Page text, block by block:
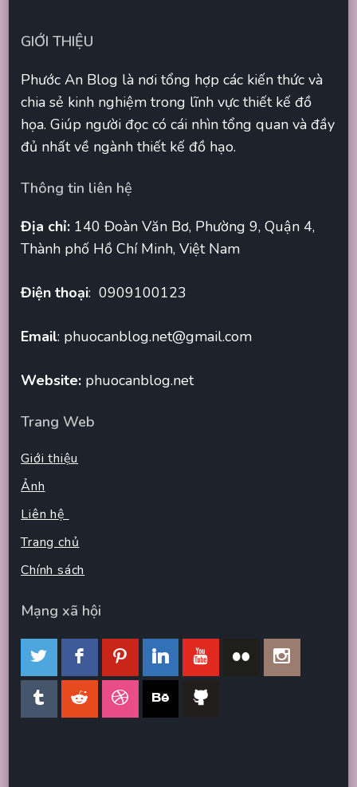
GIỚI THIỆU
Phước An Blog là nơi tổng hợp các kiến thức và
chia sẻ kinh nghiệm trong lĩnh vực thiết kế đồ
họa. Giúp người đọc có cái nhìn tổng quan và đầy
đủ nhất về ngành thiết kế đồ hạo.
Thông tin liên hệ
Địa chỉ: 140 Đoàn Văn Bơ, Phường 9, Quận 4,
Thành phố Hồ Chí Minh, Việt Nam
Điện thoại: 0909100123
Email: phuocanblog.net@gmail.com
Website: phuocanblog.net
Trang Web
Giới thiệu
Ảnh
Liên hệ
Trang chủ
Chính sách
Mạng xã hội